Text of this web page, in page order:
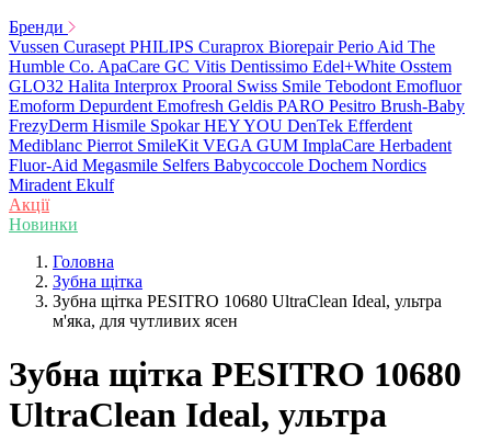
Бренди
Vussen Curasept PHILIPS Curaprox Biorepair Perio Aid The
Humble Co. ApaCare GC Vitis Dentissimo Edel+White Osstem
GLO32 Halita Interprox Prooral Swiss Smile Tebodont Emofluor
Emoform Depurdent Emofresh Geldis PARO Pesitro Brush-Baby
FrezyDerm Hismile Spokar HEY YOU DenTek Efferdent
Mediblanc Pierrot SmileKit VEGA GUM ImplaCare Herbadent
Fluor-Aid Megasmile Selfers Babycoccole Dochem Nordics
Miradent Ekulf
Акції
Новинки
Головна
Зубна щітка
Зубна щітка PESITRO 10680 UltraСlean Ideal, ультра
м'яка, для чутливих ясен
Зубна щітка PESITRO 10680
UltraСlean Ideal, ультра